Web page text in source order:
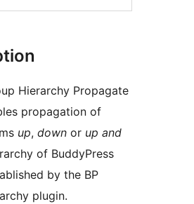
Hierarchy Propagate
propagation of
up, down or up and
of BuddyPress
by the BP
plugin.